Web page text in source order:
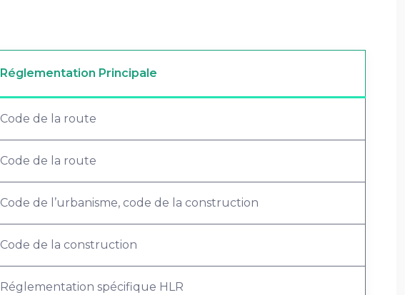
Réglementation Principale
Code de la route
Code de la route
Code de l’urbanisme, code de la construction
Code de la construction
Réglementation spécifique HLR